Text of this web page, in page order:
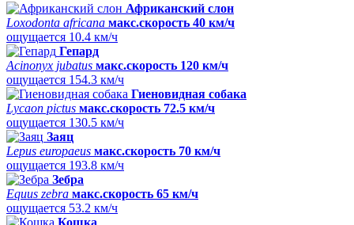
Африканский слон
Loxodonta africana макс.скорость 40 км/ч
ощущается 10.4 км/ч
Гепард
Acinonyx jubatus макс.скорость 120 км/ч
ощущается 154.3 км/ч
Гиеновидная собака
Lycaon pictus макс.скорость 72.5 км/ч
ощущается 130.5 км/ч
Заяц
Lepus europaeus макс.скорость 70 км/ч
ощущается 193.8 км/ч
Зебра
Equus zebra макс.скорость 65 км/ч
ощущается 53.2 км/ч
Кошка